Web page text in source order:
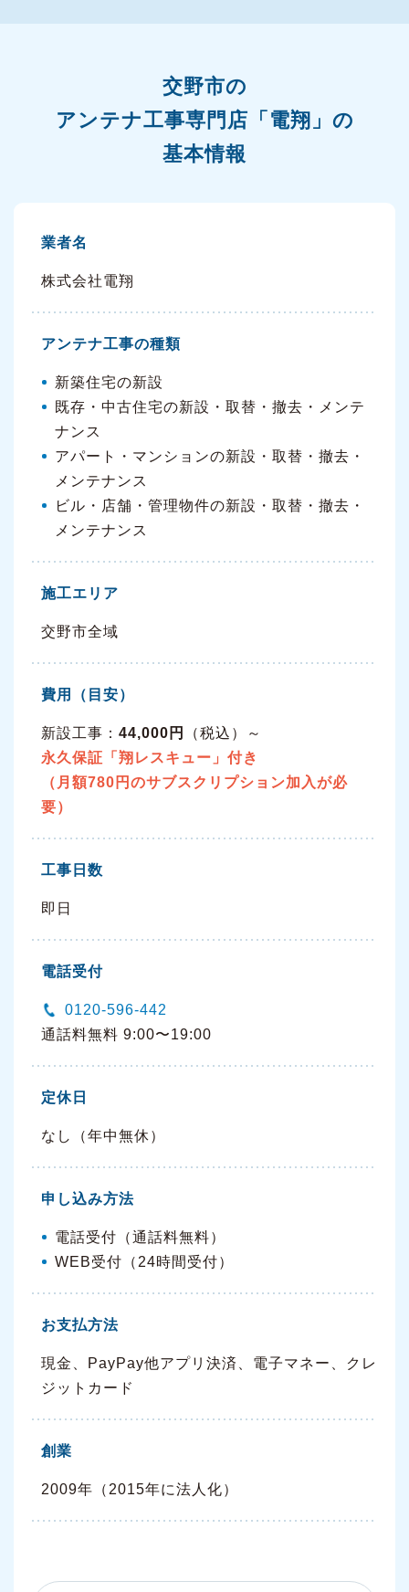
交野市の
アンテナ工事専門店「電翔」の
基本情報
業者名
株式会社電翔
アンテナ工事の種類
新築住宅の新設
既存・中古住宅の新設・取替・撤去・メンテ
ナンス
アパート・マンションの新設・取替・撤去・
メンテナンス
ビル・店舗・管理物件の新設・取替・撤去・
メンテナンス
施工エリア
交野市全域
費用（目安）
新設工事： 44,000円
（税込）～
永久保証「翔レスキュー」付き
（月額780円のサブスクリプション加入が必
要）
工事日数
即日
電話受付
0120-596-442
通話料無料 9:00〜19:00
定休日
なし（年中無休）
申し込み方法
電話受付（通話料無料）
WEB受付（24時間受付）
お支払方法
現金、PayPay他アプリ決済、電子マネー、クレ
ジットカード
創業
2009年（2015年に法人化）